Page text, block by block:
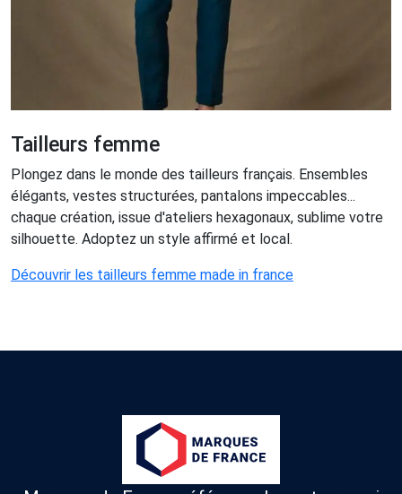
Tailleurs femme
Plongez dans le monde des tailleurs français. Ensembles
élégants, vestes structurées, pantalons impeccables...
chaque création, issue d'ateliers hexagonaux, sublime votre
silhouette. Adoptez un style affirmé et local.
Découvrir les tailleurs femme made in france